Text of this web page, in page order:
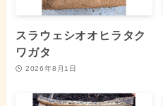
スラウェシオオヒラタク
ワガタ
2026年8月1日